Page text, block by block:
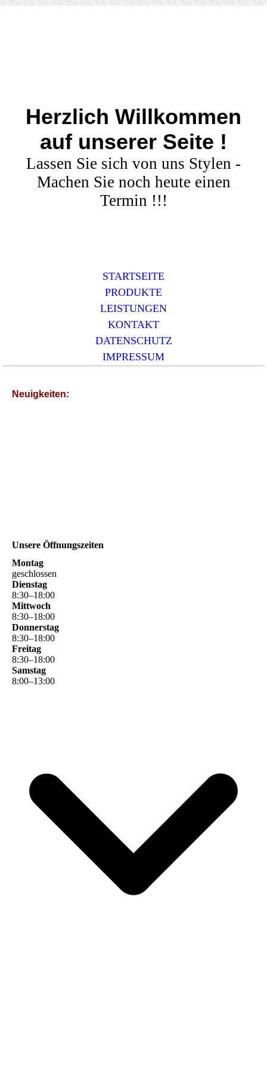
Herzlich Willkommen
auf unserer Seite !
Lassen Sie sich von uns Stylen -
Machen Sie noch heute einen
Termin !!!
STARTSEITE
PRODUKTE
LEISTUNGEN
KONTAKT
DATENSCHUTZ
IMPRESSUM
Neuigkeiten:
Unsere Öffnungszeiten
Montag
geschlossen
Dienstag
8:30–18:00
Mittwoch
8:30–18:00
Donnerstag
8:30–18:00
Freitag
8:30–18:00
Samstag
8:00–13:00